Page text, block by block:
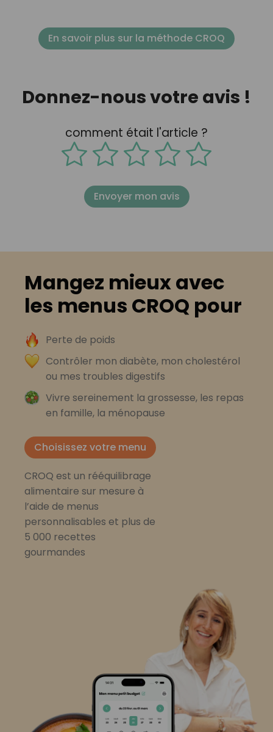
En savoir plus sur la méthode CROQ
Donnez-nous votre avis !
comment était l'article ?
Envoyer mon avis
Mangez mieux avec
les menus CROQ pour
Perte de poids
Contrôler mon diabète, mon cholestérol
ou mes troubles digestifs
Vivre sereinement la grossesse, les repas
en famille, la ménopause
Choisissez votre menu
CROQ est un rééquilibrage
alimentaire sur mesure à
l’aide de menus
personnalisables et plus de
5 000 recettes
gourmandes